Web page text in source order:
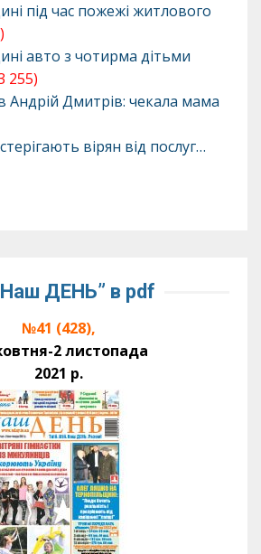
під час пожежі житлового
авто з чотирма дітьми
255)
Андрій Дмитрів: чекала мама
вірян від послуг…
ДЕНЬ” в pdf
№41 (428),
2 листопада
2021 р.